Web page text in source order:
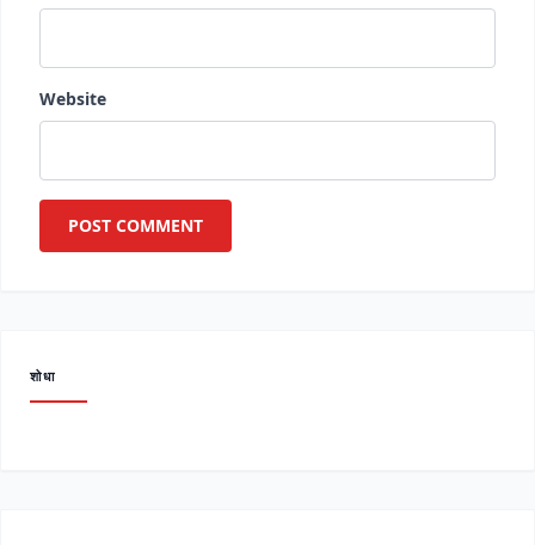
Website
शोधा